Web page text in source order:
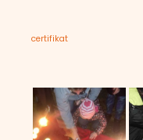
certifikat